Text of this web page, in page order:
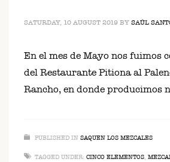
SATURDAY, 10 AUGUST 2019 BY SAÚL
En el mes de Mayo nos fuimos
del Restaurante Pitiona al
Rancho, en donde producimos
PUBLISHED IN SAQUEN LOS MEZCALES
TAGGED UNDER: CINCO ELEMENTOS,